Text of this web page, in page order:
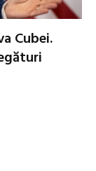
Cubei.